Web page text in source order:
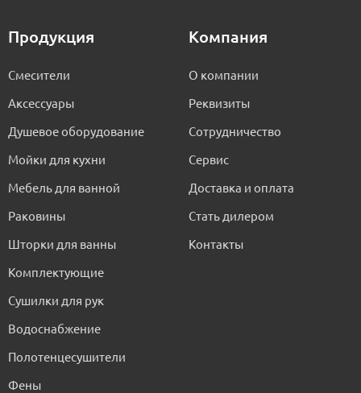
Продукция
Смесители
Аксессуары
Душевое оборудование
Мойки для кухни
Мебель для ванной
Раковины
Шторки для ванны
Комплектующие
Сушилки для рук
Водоснабжение
Полотенцесушители
Фены
Компания
О компании
Реквизиты
Сотрудничество
Сервис
Доставка и оплата
Стать дилером
Контакты